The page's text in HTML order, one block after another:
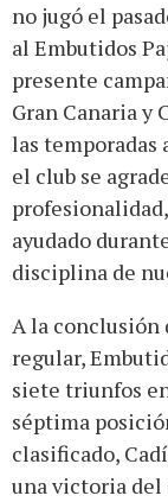
no jugó el
al Embutidos
presente
Gran Canaria y
las temporadas
el club se
ayudado
disciplina de
A la conclusión
regular,
siete triunfos
séptima
clasificado,
una victoria del